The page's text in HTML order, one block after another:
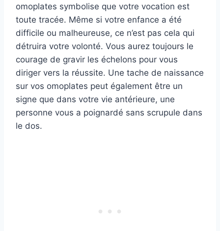
omoplates symbolise que votre vocation est
toute tracée. Même si votre enfance a été
difficile ou malheureuse, ce n’est pas cela qui
détruira votre volonté. Vous aurez toujours le
courage de gravir les échelons pour vous
diriger vers la réussite. Une tache de naissance
sur vos omoplates peut également être un
signe que dans votre vie antérieure, une
personne vous a poignardé sans scrupule dans
le dos.